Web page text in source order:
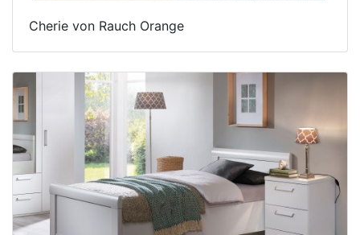
Cherie von Rauch Orange